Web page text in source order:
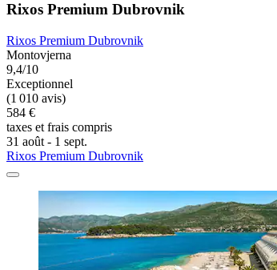
Rixos Premium Dubrovnik
Rixos Premium Dubrovnik
Montovjerna
9,4/10
Exceptionnel
(1 010 avis)
584 €
taxes et frais compris
31 août - 1 sept.
Rixos Premium Dubrovnik